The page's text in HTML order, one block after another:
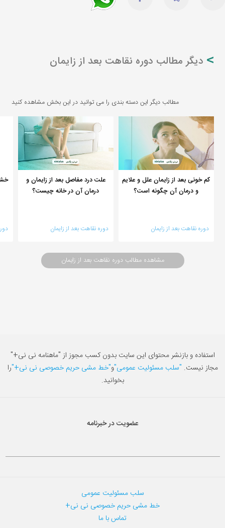
دیگر مطالب دوره نقاهت بعد از زایمان
مطالب دیگر این دسته بندی را می توانید در این بخش مشاهده کنید
کم خونی بعد از زایمان علل و علایم
و درمان‌ آن چگونه است؟
دوره نقاهت بعد از زایمان
علت درد مفاصل بعد از زایمان و
درمان آن در خانه چیست؟
دوره نقاهت بعد از زایمان
مشاهده مطالب دوره نقاهت بعد از زایمان
استفاده و بازنشر محتوای این سایت بدون کسب مجوز از "ماهنامه نی نی+"
مجاز نیست. "سلب مسئولیت عمومی"و"خط مشی حریم خصوصی نی نی+"را
بخوانید.
عضویت در خبرنامه
سلب مسئولیت عمومی
خط مشی حریم خصوصی نی نی+
تماس با ما